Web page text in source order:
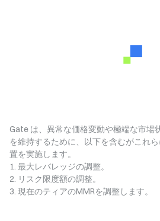
Gate は、異常な価格変動や極端な市場
を維持するために、以下を含むがこれ
置を実施します。
1. 最大レバレッジの調整。
2. リスク限度額の調整。
3. 現在のティアのMMRを調整します。